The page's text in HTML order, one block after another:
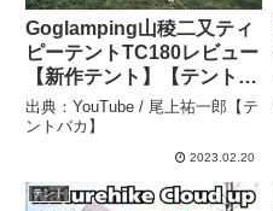
Goglamping山稜二又ティ
ピーテントTC180レビュー
【新作テント】【テントバ
カ】 – 尾上祐一郎【テント
バカ】
出典：YouTube / 尾上祐一郎【テ
ントバカ】
2023.02.20
テント